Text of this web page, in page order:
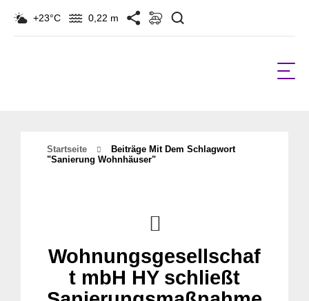
+23°C 0,22 m
Startseite
Beiträge Mit Dem Schlagwort
"Sanierung Wohnhäuser"
Wohnungsgesellschaf
t mbH HY schließt